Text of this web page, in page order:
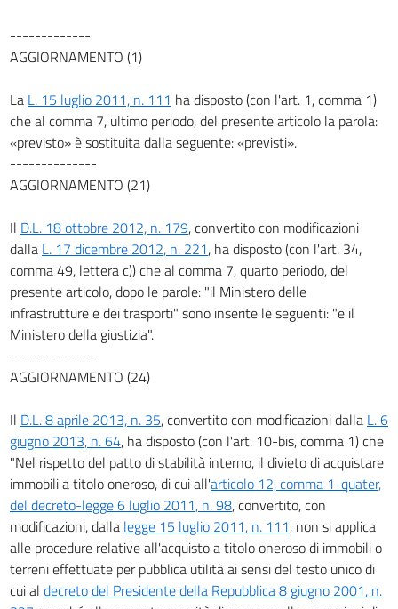
-------------
AGGIORNAMENTO (1)
La L. 15 luglio 2011, n. 111 ha disposto (con l'art. 1, comma 1)
che al comma 7, ultimo periodo, del presente articolo la parola:
«previsto» è sostituita dalla seguente: «previsti».
--------------
AGGIORNAMENTO (21)
Il D.L. 18 ottobre 2012, n. 179, convertito con modificazioni
dalla L. 17 dicembre 2012, n. 221, ha disposto (con l'art. 34,
comma 49, lettera c)) che al comma 7, quarto periodo, del
presente articolo, dopo le parole: "il Ministero delle
infrastrutture e dei trasporti" sono inserite le seguenti: "e il
Ministero della giustizia".
--------------
AGGIORNAMENTO (24)
Il D.L. 8 aprile 2013, n. 35, convertito con modificazioni dalla L. 6
giugno 2013, n. 64, ha disposto (con l'art. 10-bis, comma 1) che
"Nel rispetto del patto di stabilità interno, il divieto di acquistare
immobili a titolo oneroso, di cui all'articolo 12, comma 1-quater,
del decreto-legge 6 luglio 2011, n. 98, convertito, con
modificazioni, dalla legge 15 luglio 2011, n. 111, non si applica
alle procedure relative all'acquisto a titolo oneroso di immobili o
terreni effettuate per pubblica utilità ai sensi del testo unico di
cui al decreto del Presidente della Repubblica 8 giugno 2001, n.